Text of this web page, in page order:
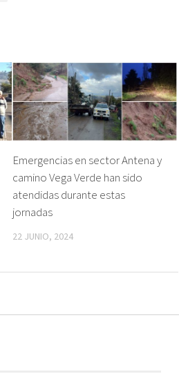
Emergencias en sector Antena y
camino Vega Verde han sido
atendidas durante estas
jornadas
22 JUNIO, 2024